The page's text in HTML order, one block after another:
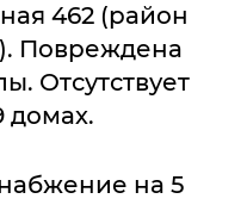
462 (район
Повреждена
Отсутствует
домах.
на 5